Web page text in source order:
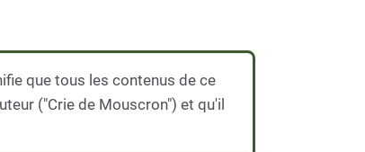
que tous les contenus de ce
("Crie de Mouscron") et qu'il